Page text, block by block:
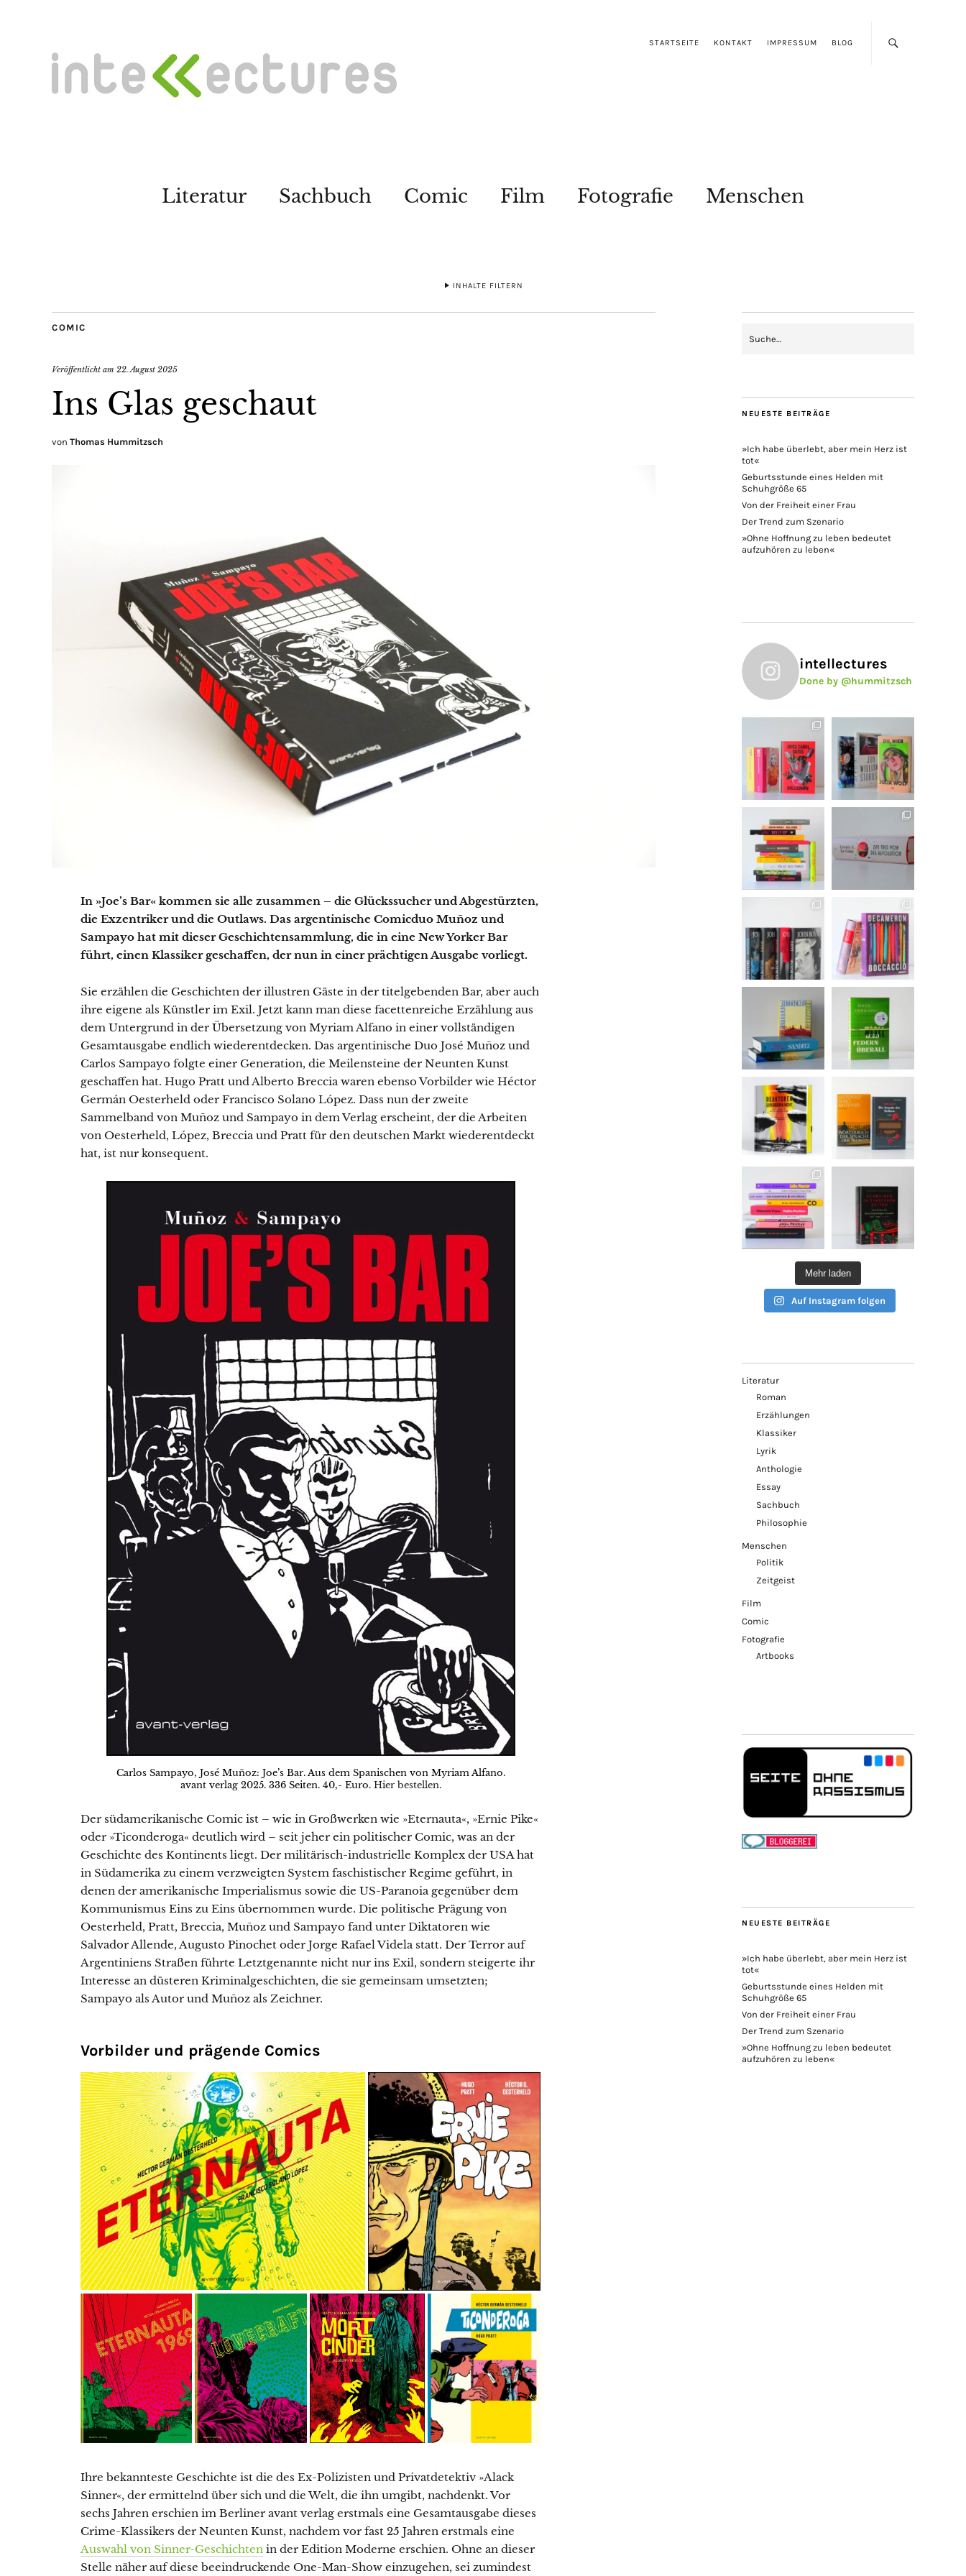
STARTSEITE KONTAKT IMPRESSUM BLOG
Literatur Sachbuch Comic Film Fotografie Menschen
INHALTE FILTERN
COMIC
Veröffentlicht am 22. August 2025
Ins Glas geschaut
von Thomas Hummitzsch
In »Joe’s Bar« kommen sie alle zusammen – die Glückssucher und Abgestürzten,
die Exzentriker und die Outlaws. Das argentinische Comicduo Muñoz und
Sampayo hat mit dieser Geschichtensammlung, die in eine New Yorker Bar
führt, einen Klassiker geschaffen, der nun in einer prächtigen Ausgabe vorliegt.
Sie erzählen die Geschichten der illustren Gäste in der titelgebenden Bar, aber auch
ihre eigene als Künstler im Exil. Jetzt kann man diese facettenreiche Erzählung aus
dem Untergrund in der Übersetzung von Myriam Alfano in einer vollständigen
Gesamtausgabe endlich wiederentdecken. Das argentinische Duo José Muñoz und
Carlos Sampayo folgte einer Generation, die Meilensteine der Neunten Kunst
geschaffen hat. Hugo Pratt und Alberto Breccia waren ebenso Vorbilder wie Héctor
Germán Oesterheld oder Francisco Solano López. Dass nun der zweite
Sammelband von Muñoz und Sampayo in dem Verlag erscheint, der die Arbeiten
von Oesterheld, López, Breccia und Pratt für den deutschen Markt wiederentdeckt
hat, ist nur konsequent.
Carlos Sampayo, José Muñoz: Joe’s Bar. Aus dem Spanischen von Myriam Alfano.
avant verlag 2025. 336 Seiten. 40,- Euro. Hier bestellen.
Der südamerikanische Comic ist – wie in Großwerken wie »Eternauta«, »Ernie Pike«
oder »Ticonderoga« deutlich wird – seit jeher ein politischer Comic, was an der
Geschichte des Kontinents liegt. Der militärisch-industrielle Komplex der USA hat
in Südamerika zu einem verzweigten System faschistischer Regime geführt, in
denen der amerikanische Imperialismus sowie die US-Paranoia gegenüber dem
Kommunismus Eins zu Eins übernommen wurde. Die politische Prägung von
Oesterheld, Pratt, Breccia, Muñoz und Sampayo fand unter Diktatoren wie
Salvador Allende, Augusto Pinochet oder Jorge Rafael Videla statt. Der Terror auf
Argentiniens Straßen führte Letztgenannte nicht nur ins Exil, sondern steigerte ihr
Interesse an düsteren Kriminalgeschichten, die sie gemeinsam umsetzten;
Sampayo als Autor und Muñoz als Zeichner.
Vorbilder und prägende Comics
Ihre bekannteste Geschichte ist die des Ex-Polizisten und Privatdetektiv »Alack
Sinner«, der ermittelnd über sich und die Welt, die ihn umgibt, nachdenkt. Vor
sechs Jahren erschien im Berliner avant verlag erstmals eine Gesamtausgabe dieses
Crime-Klassikers der Neunten Kunst, nachdem vor fast 25 Jahren erstmals eine
Auswahl von Sinner-Geschichten in der Edition Moderne erschien. Ohne an dieser
Stelle näher auf diese beeindruckende One-Man-Show einzugehen, sei zumindest
NEUESTE BEITRÄGE
»Ich habe überlebt, aber mein Herz ist
tot«
Geburtsstunde eines Helden mit
Schuhgröße 65
Von der Freiheit einer Frau
Der Trend zum Szenario
»Ohne Hoffnung zu leben bedeutet
aufzuhören zu leben«
intellectures
Done by @hummitzsch
Mehr laden
Auf Instagram folgen
Literatur
Roman
Erzählungen
Klassiker
Lyrik
Anthologie
Essay
Sachbuch
Philosophie
Menschen
Politik
Zeitgeist
Film
Comic
Fotografie
Artbooks
NEUESTE BEITRÄGE
»Ich habe überlebt, aber mein Herz ist
tot«
Geburtsstunde eines Helden mit
Schuhgröße 65
Von der Freiheit einer Frau
Der Trend zum Szenario
»Ohne Hoffnung zu leben bedeutet
aufzuhören zu leben«